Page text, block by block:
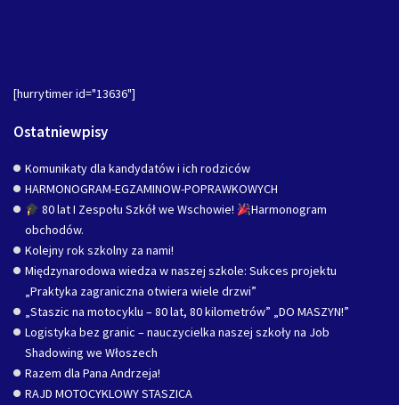
[hurrytimer id="13636"]
Ostatniewpisy
Komunikaty dla kandydatów i ich rodziców
HARMONOGRAM-EGZAMINOW-POPRAWKOWYCH
80 lat I Zespołu Szkół we Wschowie!
Harmonogram
obchodów.
Kolejny rok szkolny za nami!
Międzynarodowa wiedza w naszej szkole: Sukces projektu
„Praktyka zagraniczna otwiera wiele drzwi”
„Staszic na motocyklu – 80 lat, 80 kilometrów” „DO MASZYN!”
Logistyka bez granic – nauczycielka naszej szkoły na Job
Shadowing we Włoszech
Razem dla Pana Andrzeja!
RAJD MOTOCYKLOWY STASZICA